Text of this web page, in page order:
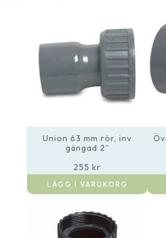
Union 63 mm rör, inv
gängad 2”
255 kr
LÄGG I VARUKORG